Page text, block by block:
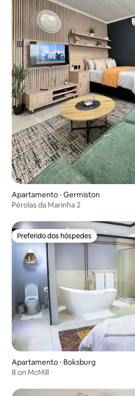
Apartamento ⋅ Germiston
Pérolas da Marinha 2
Preferido dos hóspedes
Preferido dos hóspedes
Apartamento ⋅ Boksburg
8 on McMill